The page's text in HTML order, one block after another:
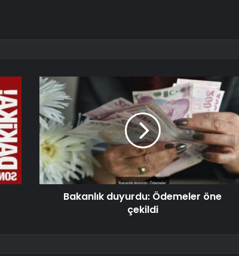
Bakanlık duyurdu: Ödemeler öne
çekildi